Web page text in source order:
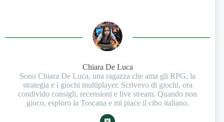
Chiara De Luca
Sono Chiara De Luca, una ragazza che ama gli RPG, la
strategia e i giochi multiplayer. Scrivevo di giochi, ora
condivido consigli, recensioni e live stream. Quando non
gioco, esploro la Toscana e mi piace il cibo italiano.